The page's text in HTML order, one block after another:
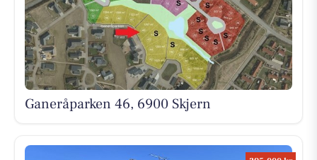
Ganeråparken 46, 6900 Skjern